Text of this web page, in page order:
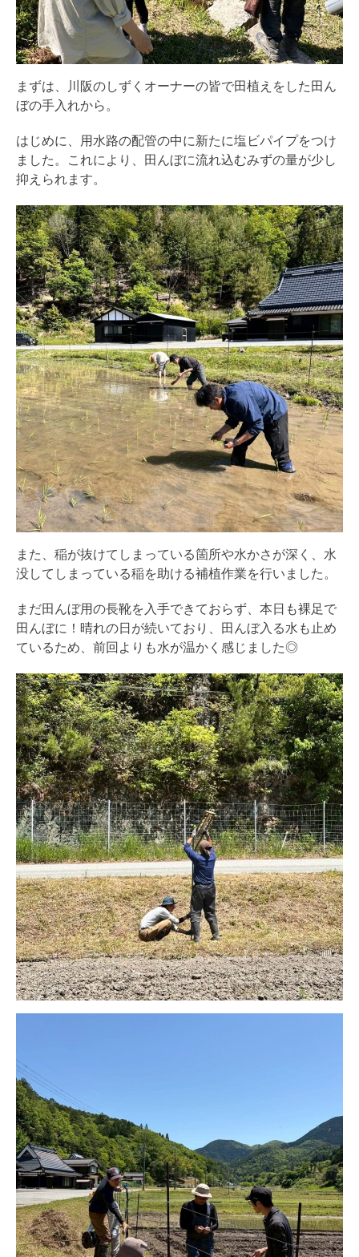
まずは、川阪のしずくオーナーの皆で田植えをした田ん
ぼの手入れから。
はじめに、用水路の配管の中に新たに塩ビパイプをつけ
ました。これにより、田んぼに流れ込むみずの量が少し
抑えられます。
また、稲が抜けてしまっている箇所や水かさが深く、水
没してしまっている稲を助ける補植作業を行いました。
まだ田んぼ用の長靴を入手できておらず、本日も裸足で
田んぼに！晴れの日が続いており、田んぼ入る水も止め
ているため、前回よりも水が温かく感じました◎